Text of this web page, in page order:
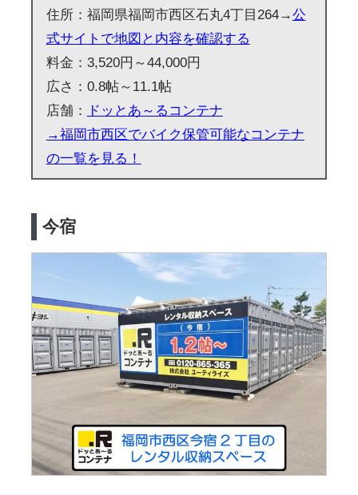
住所：福岡県福岡市西区石丸4丁目264→公
式サイトで地図と内容を確認する
料金：3,520円～44,000円
広さ：0.8帖～11.1帖
店舗：
ドッとあ～るコンテナ
→福岡市西区でバイク保管可能なコンテナ
の一覧を見る！
今宿